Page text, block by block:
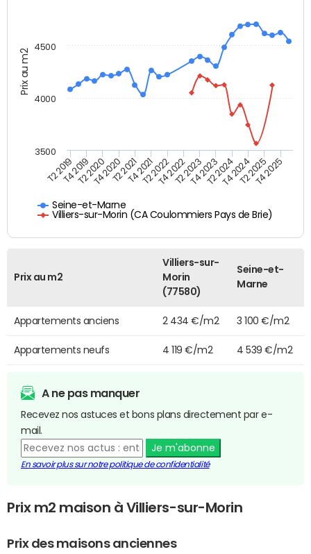
Prix au m2
Seine-et-Marne
Villiers-sur-Morin (CA Coulommiers Pays de Brie)
T2 2019T4 2019T2 2020T4 2020T2 2021T4 2021T2 2022T4 2022T2 2023T4 2023T2 2024T4 2024T2 2025T4 2025
3500
4000
4500
Prix au m2
Villiers-sur-
Morin
(77580)
Seine-et-
Marne
Appartements anciens 2 434 €/m2 3 100 €/m2
Appartements neufs 4 119 €/m2 4 539 €/m2
A ne pas manquer
Recevez nos astuces et bons plans directement par e-
mail.
Je m'abonne
En savoir plus sur notre politique de confidentialité
Prix m2 maison à Villiers-sur-Morin
Prix des maisons anciennes